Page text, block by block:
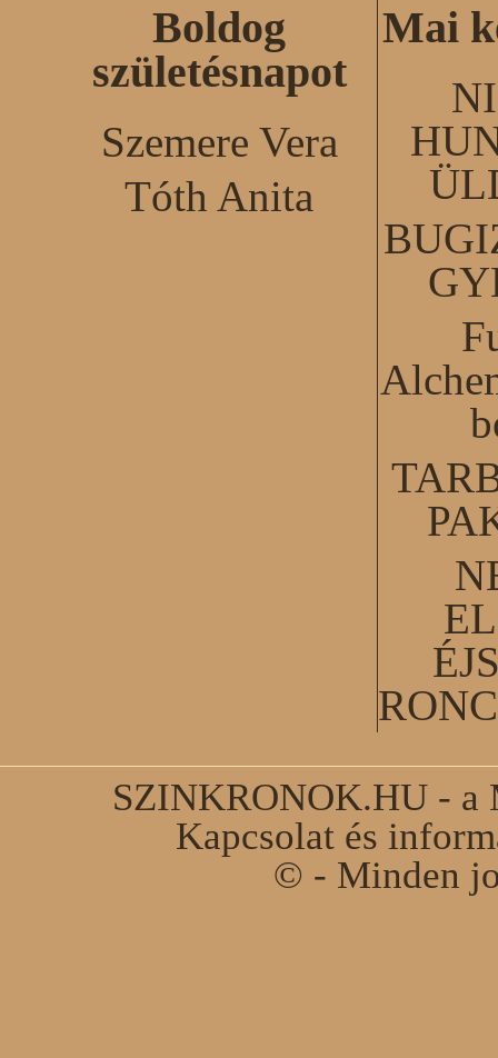
Boldog
születésnapot
Szemere Vera
Tóth Anita
Mai
SZINKRONOK.HU - a
Kapcsolat és
© - Minden